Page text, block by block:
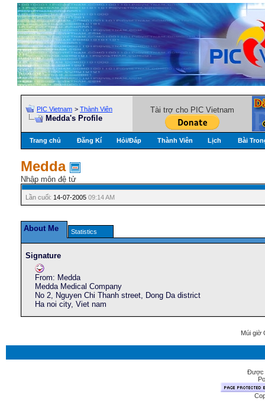
PIC Vietnam > Thành Viên
Medda's Profile
Tài trợ cho PIC Vietnam
Trang chủ Đăng Kí Hỏi/Ðáp Thành Viên Lịch Bài
Medda
Nhập môn đệ tử
Lần cuối: 14-07-2005 09:14 AM
About Me Statistics
Signature
From: Medda
Medda Medical Company
No 2, Nguyen Chi Thanh street, Dong Da district
Ha noi city, Viet nam
Múi giờ
Được